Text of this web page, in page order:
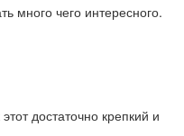
много чего интересного.
достаточно крепкий и